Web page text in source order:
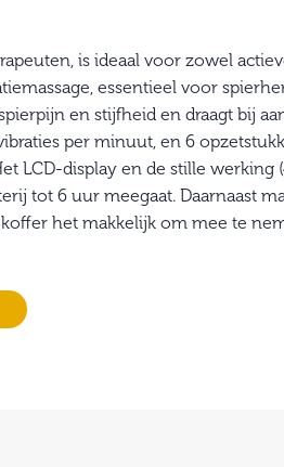
is ideaal voor zowel
essentieel voor
en stijfheid en draagt bij
per minuut, en 6
LCD-display en de stille werking
tot 6 uur meegaat. Daarnaast
het makkelijk om mee te